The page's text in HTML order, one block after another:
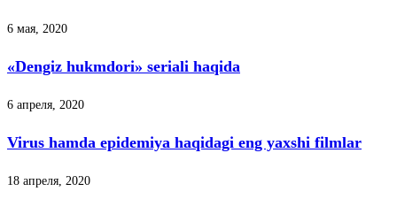
6 мая, 2020
«Dengiz hukmdori» seriali haqida
6 апреля, 2020
Virus hamda epidemiya haqidagi eng yaxshi filmlar
18 апреля, 2020